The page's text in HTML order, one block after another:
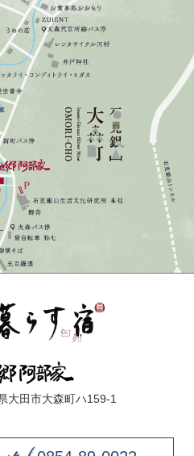
大田市大森町ハ159-1